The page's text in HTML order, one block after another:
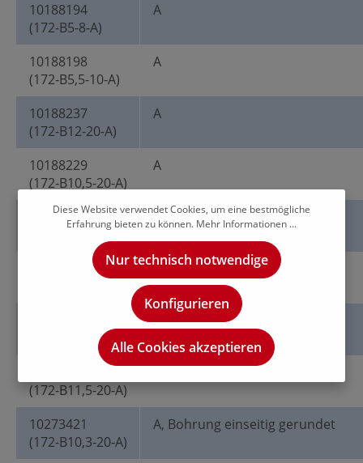
10188194
(172-B5-8-A)
A
10188198
(172-B5,5-10-A)
A
10188237
(172-B12-20-A)
A
10188229
(172-B10,5-20-A)
A
10188232
(172-B11-20-A)
A
A
(172-B11,8-20-A)
A
(172-B11,5-20-A)
10273421
(172-B10,3-20-A)
A, Bohrung einseitig gerundet
Diese Website verwendet Cookies, um eine bestmögliche
Erfahrung bieten zu können. Mehr Informationen ...
Nur technisch notwendige
Konfigurieren
Alle Cookies akzeptieren